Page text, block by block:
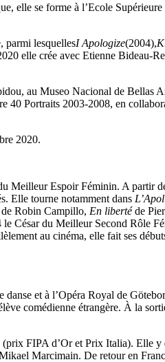
elle se forme à l’Ecole
parmi lesquellesI Apologize(2004),
elle crée avec Etienne Bideau-
au Museo Nacional de Bellas
40 Portraits 2003-2008, en
2020.
Meilleur Espoir Féminin. A partir
Elle tourne notamment dans
de Robin Campillo, En libertéde
César du Meilleur Second Rôle
au cinéma, elle fait ses
et à l’Opéra Royal de
comédienne étrangère. À la
(prix FIPA d’Or et Prix Italia). Elle y
Marcimain. De retour en